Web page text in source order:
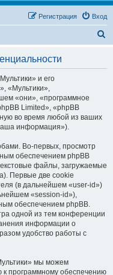
Вход
Регистрация
и его
«Мультики»,
«они», «программное
Limited», «phpBB
во время любой из ваших
информация»).
Во-первых, просмотр
обеспечением phpBB
файлы, загружаемые
Первые две cookie
(в дальнейшем «user-id»)
«session-id»),
обеспечением phpBB.
одной из тем конференции
информации о
удобство работы с
мы можем
программному обеспечению